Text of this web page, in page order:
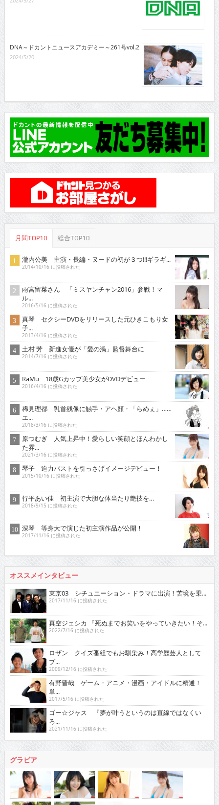
DNA～ドカントニュースアカデミー～261号vol.2
2024/5/20
月間TOP10 総合TOP10
瀧内公美 主演・長編・ヌードの初が３つ!!!ギラギ...
2014/10/16 に投稿された
雨宮留菜さん 「ミスヤンチャン2016」参戦！マ
ル...
2016/5/16 に投稿された
真琴 セクシーDVDをリリースした元ひきこもり女
子...
2013/4/16 に投稿された
土村 芳 新進女優が「愛の渦」監督舞台に
2014/7/16 に投稿された
RaMu 18歳Gカップ美少女がDVDデビュー
2016/4/16 に投稿された
稀見理都 乳首残像に触手・アヘ顔・「らめぇ」……
エ...
2018/3/16 に投稿された
原つむぎ 人気上昇中！愛らしい笑顔とほんわかし
た雰...
2021/3/16 に投稿された
琴子 迫力バストを引っさげイメージデビュー！
2015/10/16 に投稿された
行平あい佳 初主演で大胆な体当たり艶技を…
2018/9/15 に投稿された
深琴 等身大で演じた初主演作品が公開！
2017/11/16 に投稿された
オススメインタビュー
東京03 シチュエーション・ドラマに出演！苦境を乗...
2017/11/16 に投稿された
真空ジェシカ 『死ぬまでお笑いをやっていきたい！そ...
2022/7/16 に投稿された
ロザン クイズ番組でもお馴染み！高学歴芸人として
ブ...
2009/12/16 に投稿された
有野晋哉 ゲーム・アニメ・漫画・アイドルに精通！
単...
2017/5/16 に投稿された
ゴー☆ジャス 『夢が叶うというのは直線ではなくい
ろ...
2021/11/16 に投稿された
グラビア